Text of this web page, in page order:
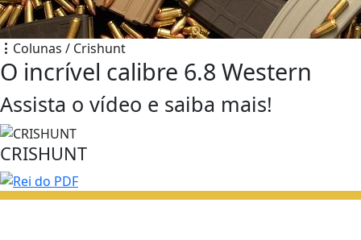
Colunas / Crishunt
O incrível calibre 6.8 Western
Assista o vídeo e saiba mais!
CRISHUNT